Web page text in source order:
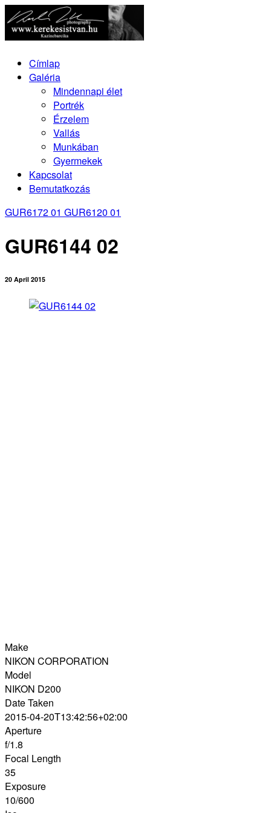
Címlap
Galéria
Mindennapi élet
Portrék
Érzelem
Vallás
Munkában
Gyermekek
Kapcsolat
Bemutatkozás
GUR6172 01 GUR6120 01
GUR6144 02
20 April 2015
Make
NIKON CORPORATION
Model
NIKON D200
Date Taken
2015-04-20T13:42:56+02:00
Aperture
f/1.8
Focal Length
35
Exposure
10/600